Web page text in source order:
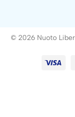
© 2026 Nuoto